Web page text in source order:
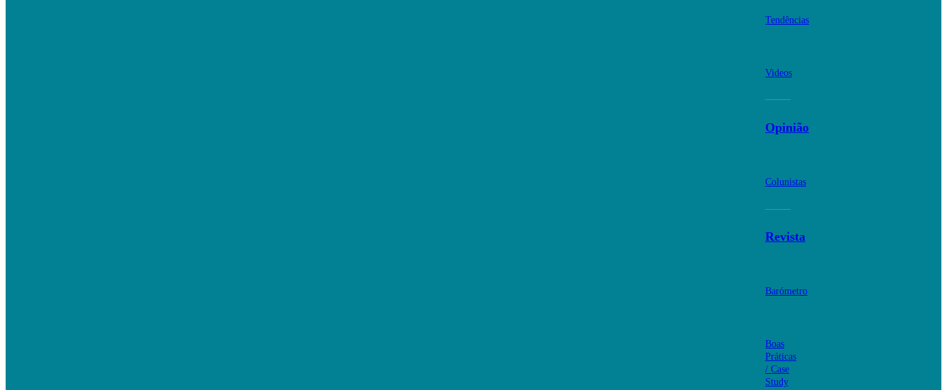
Tendências
Videos
Opinião
Colunistas
Revista
Barómetro
Boas
Práticas
/ Case
Study